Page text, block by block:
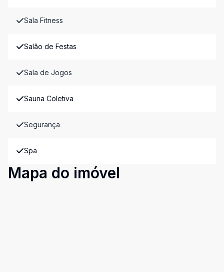
Sala Fitness
Salão de Festas
Sala de Jogos
Sauna Coletiva
Segurança
Spa
Mapa do imóvel